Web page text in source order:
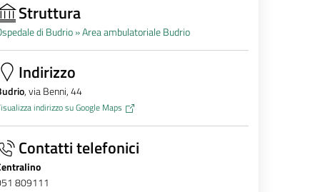
Struttura
di Budrio »Area ambulatoriale Budrio
Indirizzo
, via Benni, 44
indirizzo su Google Maps
Contatti telefonici
809111